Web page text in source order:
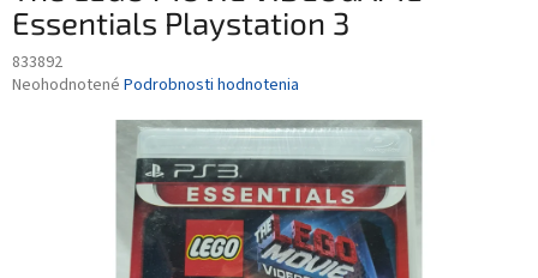
Essentials Playstation 3
833892
Priemerné
Neohodnotené Podrobnosti hodnotenia